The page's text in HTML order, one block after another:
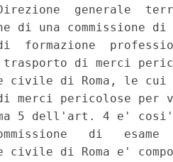
generale
una commissione di
formazione
trasporto di merci
civile di Roma, le cui
merci pericolose per
5 dell'art. 4 e'
di   esame
civile di Roma e'